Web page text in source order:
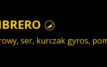
ser, kurczak gyros,